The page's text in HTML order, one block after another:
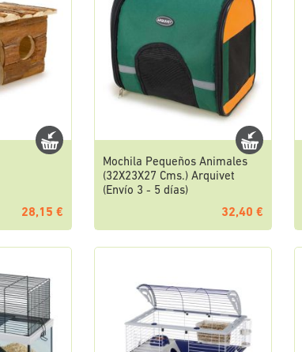
28,15 €
Mochila Pequeños Animales
(32X23X27 Cms.) Arquivet
(Envío 3 - 5 días)
32,40 €